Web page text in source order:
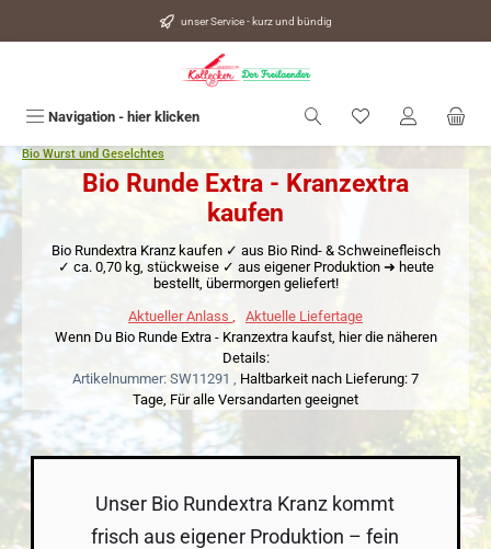
unser Service - kurz und bündig
Navigation - hier klicken Du hast 0
Bio Wurst und Geselchtes
Bio Runde Extra - Kranzextra
kaufen
Bio Rundextra Kranz kaufen ✓ aus Bio Rind- & Schweinefleisch
✓ ca. 0,70 kg, stückweise ✓ aus eigener Produktion ➜ heute
bestellt, übermorgen geliefert!
Aktueller Anlass
Aktuelle Liefertage
Wenn Du Bio Runde Extra - Kranzextra kaufst, hier die näheren
Details:
Artikelnummer: SW11291 , Haltbarkeit nach Lieferung: 7
Tage, Für alle Versandarten geeignet
Unser Bio Rundextra Kranz kommt
frisch aus eigener Produktion – fein